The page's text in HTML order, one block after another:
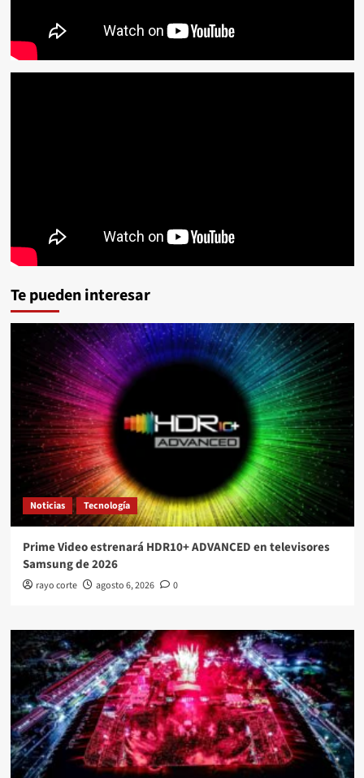
Te pueden interesar
Noticias Tecnología
Prime Video estrenará HDR10+ ADVANCED en televisores
Samsung de 2026
rayo corte agosto 6, 2026 0